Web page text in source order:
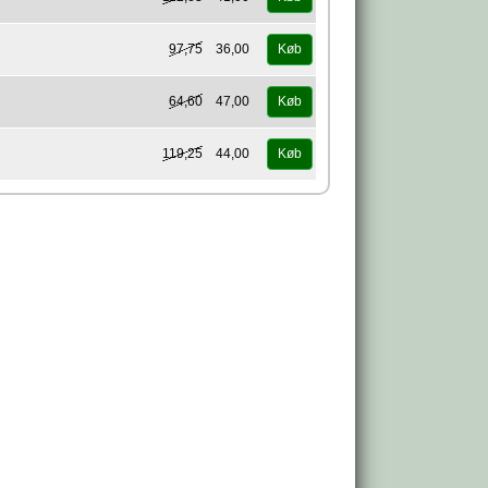
97,75 36,00 Køb
64,60 47,00 Køb
119,25 44,00 Køb